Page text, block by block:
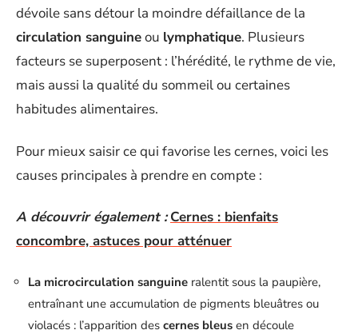
dévoile sans détour la moindre défaillance de la
circulation sanguineou lymphatique. Plusieurs
facteurs se superposent : l’hérédité, le rythme de vie,
mais aussi la qualité du sommeil ou certaines
habitudes alimentaires.
Pour mieux saisir ce qui favorise les cernes, voici les
causes principales à prendre en compte :
A découvrir également : Cernes : bienfaits
concombre, astuces pour atténuer
La microcirculation sanguine ralentit sous la paupière,
entraînant une accumulation de pigments bleuâtres ou
violacés : l’apparition des cernes bleus en découle